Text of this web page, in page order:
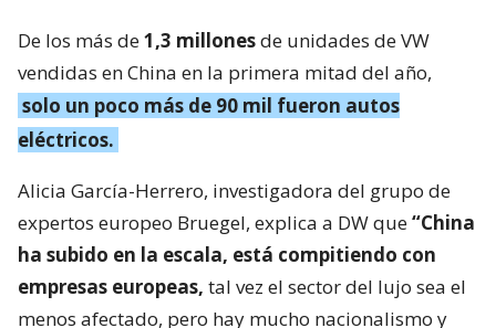
De los más de1,3 millonesde unidades de VW
vendidas en China en la primera mitad del año,
solo un poco más de 90 mil fueron autos
eléctricos.
Alicia García-Herrero, investigadora del grupo de
expertos europeo Bruegel, explica a DW que“China
ha subido en la escala, está compitiendo con
empresas europeas, tal vez el sector del lujo sea el
menos afectado, pero hay mucho nacionalismo y